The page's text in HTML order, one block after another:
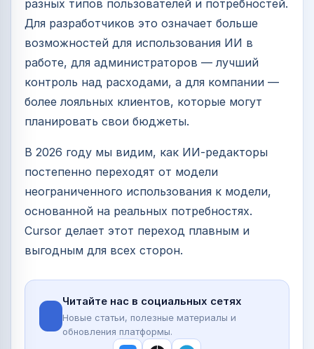
разных типов пользователей и потребностей.
Для разработчиков это означает больше
возможностей для использования ИИ в
работе, для администраторов — лучший
контроль над расходами, а для компании —
более лояльных клиентов, которые могут
планировать свои бюджеты.
В 2026 году мы видим, как ИИ-редакторы
постепенно переходят от модели
неограниченного использования к модели,
основанной на реальных потребностях.
Cursor делает этот переход плавным и
выгодным для всех сторон.
Читайте нас в социальных сетях
Новые статьи, полезные материалы и
обновления платформы.